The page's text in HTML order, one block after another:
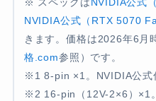
※ スペックはNVIDIA公式
NVIDIA公式（RTX 5070
きます。価格は2026年6月
格.com参照）です。
※1 8-pin ×1。NVIDIA公式
※2 16-pin（12V-2×6）×1